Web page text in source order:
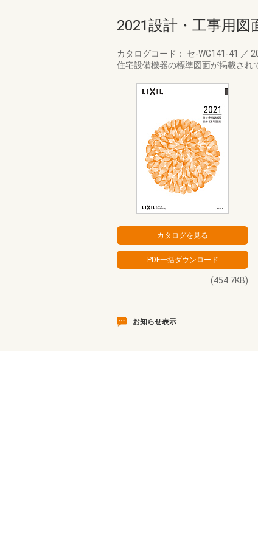
2021設計・工事用図
カタログコード： セ-WG141-41 ／
住宅設備機器の標準図面が掲載され
(454.7KB)
お知らせ表示